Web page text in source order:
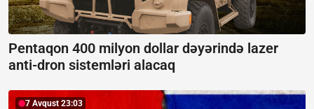
Pentaqon 400 milyon dollar dəyərində lazer
anti-dron sistemləri alacaq
7 Avqust 23:03